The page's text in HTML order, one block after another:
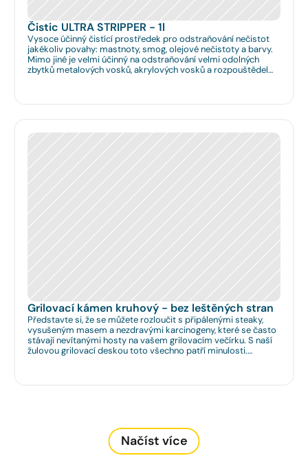
Čistic ULTRA STRIPPER - 1l
Vysoce účinný čistící prostředek pro odstraňování nečistot
jakékoliv povahy: mastnoty, smog, olejové nečistoty a barvy.
Mimo jiné je velmi účinný na odstraňování velmi odolných
zbytků metalových vosků, akrylových vosků a rozpouštědel
Grilovací kámen kruhový - bez leštěných stran
Představte si, že se můžete rozloučit s připálenými steaky,
vysušeným masem a nezdravými karcinogeny, které se často
stávají nevítanými hosty na vašem grilovacím večírku. S naší
žulovou grilovací deskou toto všechno patří minulosti.
Načíst více